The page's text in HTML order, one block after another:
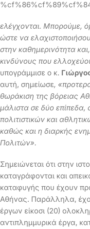
ελέγχονται. Μπορούμε,
ώστε να
στην καθημερινότητα
κινδύνους που
υπογράμμισε ο κ.
αυτή, σημείωσε,
θωράκιση της βόρειας
μάλιστα σε δύο επίπεδα,
πολιτιστικών και
καθώς και η διαρκής
Πολιτών».
Σημειώνεται ότι στην
καταγράφονται και
καταφυγής που έχουν
Αθήνας. Παράλληλα,
έργων είκοσι (20)
αντιπλημμυρικά έργα,